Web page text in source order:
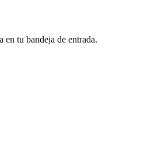
en tu bandeja de entrada.